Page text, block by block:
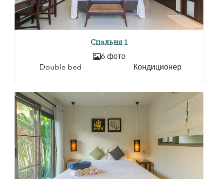
Спальня 1
6 фото
Double bed
Кондиционер